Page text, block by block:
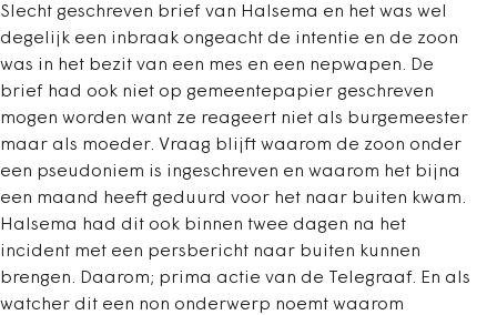
Slecht geschreven brief van Halsema en het was wel
degelijk een inbraak ongeacht de intentie en de zoon
was in het bezit van een mes en een nepwapen. De
brief had ook niet op gemeentepapier geschreven
mogen worden want ze reageert niet als burgemeester
maar als moeder. Vraag blijft waarom de zoon onder
een pseudoniem is ingeschreven en waarom het bijna
een maand heeft geduurd voor het naar buiten kwam.
Halsema had dit ook binnen twee dagen na het
incident met een persbericht naar buiten kunnen
brengen. Daarom; prima actie van de Telegraaf. En als
watcher dit een non onderwerp noemt waarom